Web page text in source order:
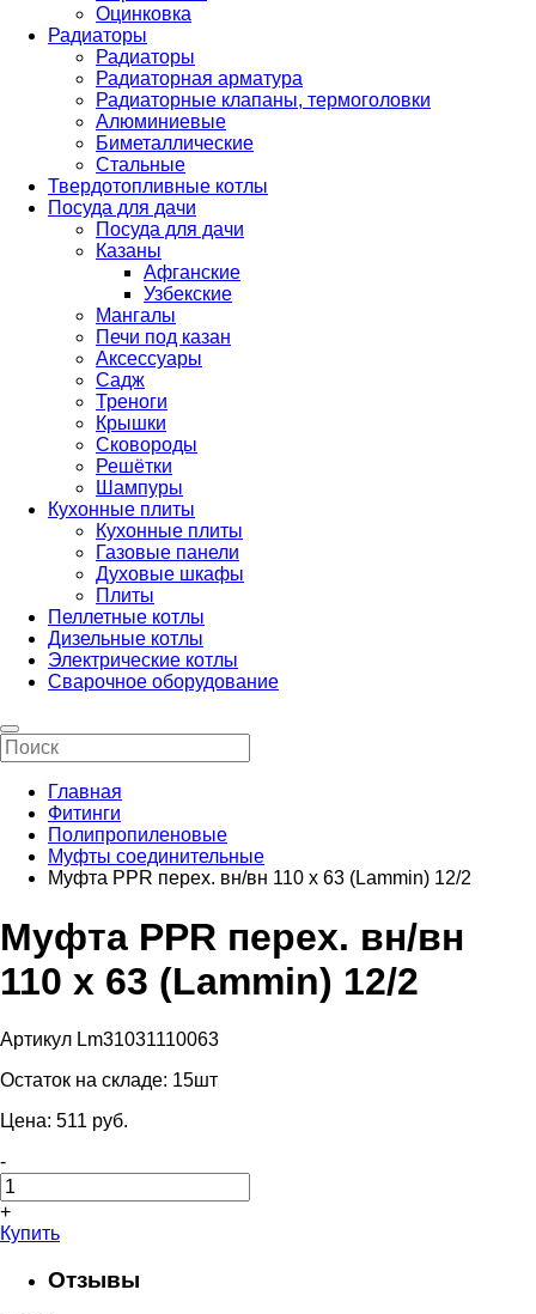
Оцинковка
Радиаторы
Радиаторы
Радиаторная арматура
Радиаторные клапаны, термоголовки
Алюминиевые
Биметаллические
Стальные
Твердотопливные котлы
Посуда для дачи
Посуда для дачи
Казаны
Афганские
Узбекские
Мангалы
Печи под казан
Аксессуары
Садж
Треноги
Крышки
Сковороды
Решётки
Шампуры
Кухонные плиты
Кухонные плиты
Газовые панели
Духовые шкафы
Плиты
Пеллетные котлы
Дизельные котлы
Электрические котлы
Сварочное оборудование
Главная
Фитинги
Полипропиленовые
Муфты соединительные
Муфта PPR перех. вн/вн 110 х 63 (Lammin) 12/2
Муфта PPR перех. вн/вн
110 х 63 (Lammin) 12/2
Артикул Lm31031110063
Остаток на складе: 15шт
Цена: 511 pуб.
-
+
Купить
Отзывы